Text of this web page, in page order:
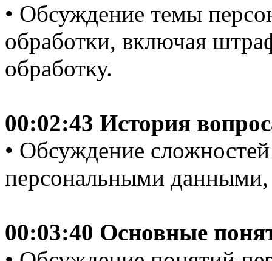
• Обсуждение темы
обработки, включая
обработку.
00:02:43 История
• Обсуждение
персональными
00:03:40 Основные